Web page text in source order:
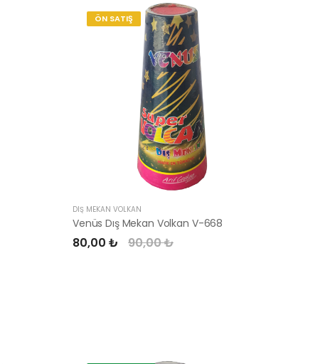
ÖN SATIŞ
DIŞ MEKAN VOLKAN
Venüs Dış Mekan Volkan V-668
80,00 ₺ 90,00 ₺